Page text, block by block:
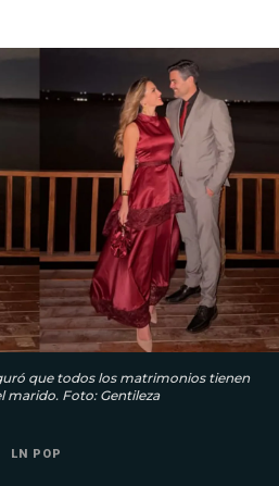
que todos los matrimonios tienen
marido. Foto: Gentileza
LN POP